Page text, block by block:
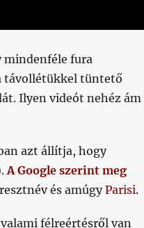
mindenféle fura
távollétükkel tüntető
Ilyen videót nehéz ám
azt állítja, hogy
A Google szerint meg
és amúgyParisi.
félreértésről van